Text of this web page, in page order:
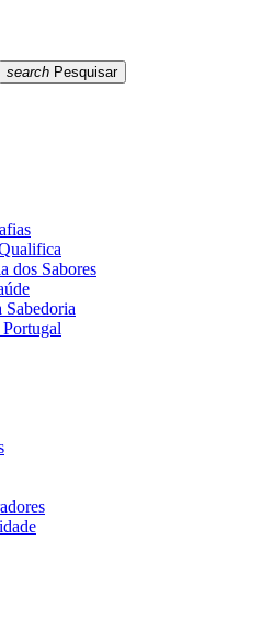
search Pesquisar
dos Sabores
Sabedoria
Portugal